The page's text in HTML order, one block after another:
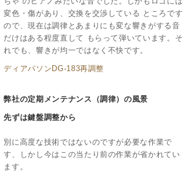
変色・傷があり、交換を交渉している ところです
ので、現在は調律とあまりにも変な響きがする音
だけはある程度直して もらって弾いています。そ
れでも、響きが均一ではなく不快です。
ディアパソンDG-183再調整
弊社の定期メンテナンス（調律）の風景
先ずは鍵盤調整から
別に高度な技術ではないのですが必要な作業で
す、しかし今はこの当たり前の作業が省かれてい
ます。